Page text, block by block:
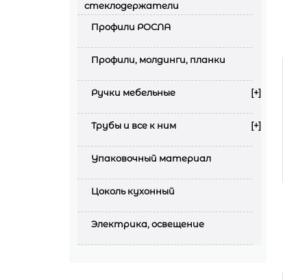
стеклодержатели
Профили РОСЛА
Профили, молдинги, планки
Ручки мебельные [+]
Трубы и все к ним [+]
Упаковочный материал
Цоколь кухонный
Электрика, освещение